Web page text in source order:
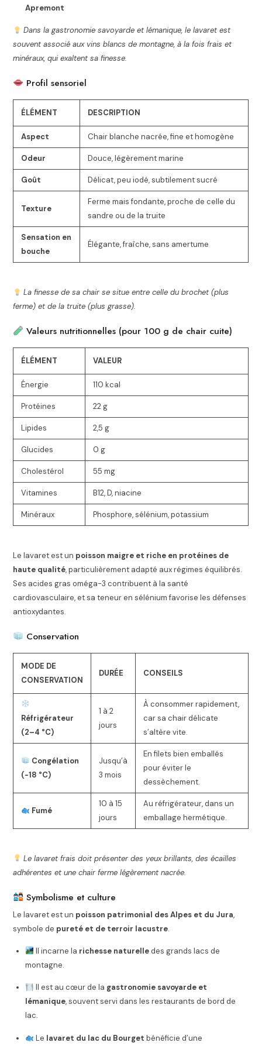
Apremont
Dans la gastronomie savoyarde et lémanique, le lavaret est
souvent associé aux vins blancs de montagne, à la fois frais et
minéraux, qui exaltent sa finesse.
Profil sensoriel
ÉLÉMENT DESCRIPTION
Aspect Chair blanche nacrée, fine et homogène
Odeur Douce, légèrement marine
Goût Délicat, peu iodé, subtilement sucré
Texture
Ferme mais fondante, proche de celle du
sandre ou de la truite
Sensation en
bouche
Élégante, fraîche, sans amertume
La finesse de sa chair se situe entre celle du brochet (plus
ferme) et de la truite (plus grasse).
Valeurs nutritionnelles (pour 100 g de chair cuite)
ÉLÉMENT VALEUR
Énergie 110 kcal
Protéines 22 g
Lipides 2,5 g
Glucides 0 g
Cholestérol 55 mg
Vitamines B12, D, niacine
Minéraux Phosphore, sélénium, potassium
Le lavaret est un poisson maigre et riche en protéines de
haute qualité, particulièrement adapté aux régimes équilibrés.
Ses acides gras oméga-3 contribuent à la santé
cardiovasculaire, et sa teneur en sélénium favorise les défenses
antioxydantes.
Conservation
MODE DE
CONSERVATION
DURÉE CONSEILS
Réfrigérateur
(2–4 °C)
1 à 2
jours
À consommer rapidement,
car sa chair délicate
s’altère vite.
Congélation
(-18 °C)
Jusqu’à
3 mois
En filets bien emballés
pour éviter le
dessèchement.
Fumé
10 à 15
jours
Au réfrigérateur, dans un
emballage hermétique.
Le lavaret frais doit présenter des yeux brillants, des écailles
adhérentes et une chair ferme légèrement nacrée.
Symbolisme et culture
Le lavaret est un poisson patrimonial des Alpes et du Jura,
symbole de pureté et de terroir lacustre.
Il incarne la richesse naturelledes grands lacs de
montagne.
Il est au cœur de la gastronomie savoyarde et
lémanique, souvent servi dans les restaurants de bord de
lac.
Le lavaret du lac du Bourget bénéficie d’une